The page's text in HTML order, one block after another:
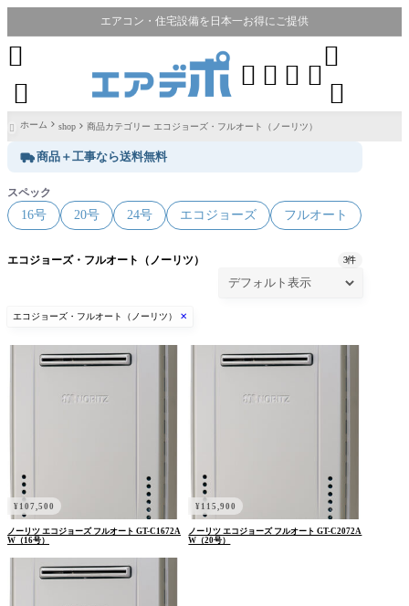
エアコン・住宅設備を日本一お得にご提供
   




 ホーム shop 商品カテゴリー エコジョーズ・フルオート（ノーリツ）
商品＋工事なら送料無料
スペック
16号 20号 24号 エコジョーズ フルオート
エコジョーズ・フルオート（ノーリツ） 3件
エコジョーズ・フルオート（ノーリツ） ✕
¥ 107,500
ノーリツ エコジョーズ フルオート GT-C1672A
W（16号）
¥ 115,900
ノーリツ エコジョーズ フルオート GT-C2072A
W（20号）